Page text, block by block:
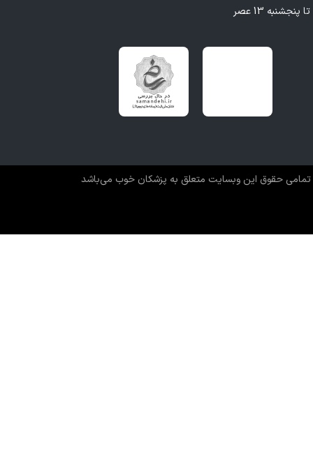
تمامی حقوق این وبسایت متعلق به پزشکان خوب می‌باشد